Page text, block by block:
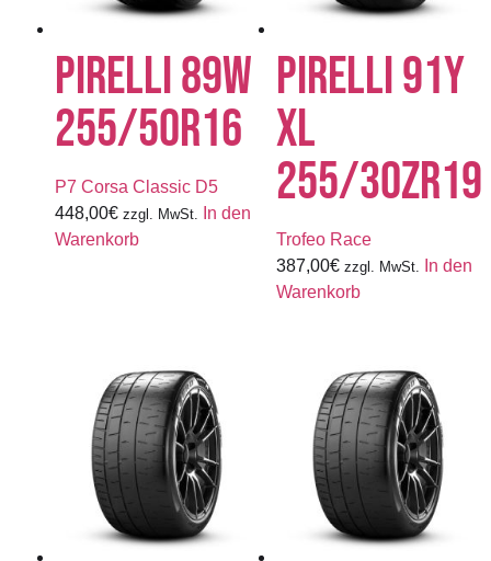
PIRELLI 89W
255/50R16
P7 Corsa Classic D5
448,00€ zzgl. MwSt.
In den
Warenkorb
PIRELLI 91Y
XL
255/30ZR19
Trofeo Race
387,00€ zzgl. MwSt.
In den
Warenkorb